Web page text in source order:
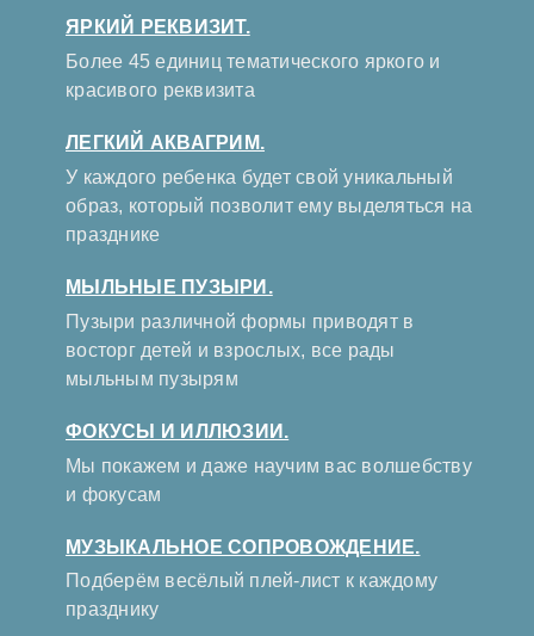
ЯРКИЙ РЕКВИЗИТ.
Более 45 единиц тематического яркого и
красивого реквизита
ЛЕГКИЙ АКВАГРИМ.
У каждого ребенка будет свой уникальный
образ, который позволит ему выделяться на
празднике
МЫЛЬНЫЕ ПУЗЫРИ.
Пузыри различной формы приводят в
восторг детей и взрослых, все рады
мыльным пузырям
ФОКУСЫ И ИЛЛЮЗИИ.
Мы покажем и даже научим вас волшебству
и фокусам
МУЗЫКАЛЬНОЕ СОПРОВОЖДЕНИЕ.
Подберём весёлый плей-лист к каждому
празднику